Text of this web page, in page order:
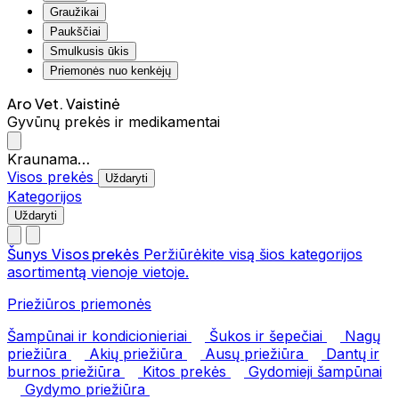
Graužikai
Paukščiai
Smulkusis ūkis
Priemonės nuo kenkėjų
Aro Vet. Vaistinė
Gyvūnų prekės ir medikamentai
Kraunama…
Visos prekės
Uždaryti
Kategorijos
Uždaryti
Šunys Visos prekės Peržiūrėkite visą šios kategorijos
asortimentą vienoje vietoje.
Priežiūros priemonės
Šampūnai ir kondicionieriai
Šukos ir šepečiai
Nagų
priežiūra
Akių priežiūra Ausų priežiūra
Dantų ir
burnos priežiūra
Kitos prekės
Gydomieji šampūnai
Gydymo priežiūra